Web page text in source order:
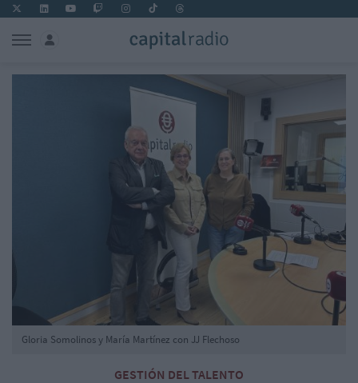
GESTIÓN DEL TALENTO
Gloria Somolinos y María Martínez con JJ Flechoso